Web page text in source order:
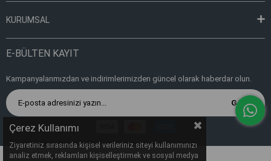
KURUMSAL
E-BÜLTEN KAYIT
Kampanyalarımızdan ve indirimlerimizden güncel olarak haberdar olun.
Gönder
Çerez Kullanımı
Ziyaretiniz sırasında kişisel verileriniz siteyi kullanımınızı
analiz etmek, reklamları kişiselleştirmek ve sosyal medya